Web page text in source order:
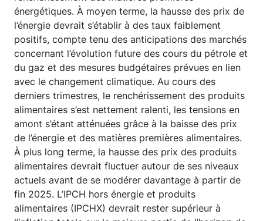
énergétiques. À moyen terme, la hausse des prix de
l’énergie devrait s’établir à des taux faiblement
positifs, compte tenu des anticipations des marchés
concernant l’évolution future des cours du pétrole et
du gaz et des mesures budgétaires prévues en lien
avec le changement climatique. Au cours des
derniers trimestres, le renchérissement des produits
alimentaires s’est nettement ralenti, les tensions en
amont s’étant atténuées grâce à la baisse des prix
de l’énergie et des matières premières alimentaires.
À plus long terme, la hausse des prix des produits
alimentaires devrait fluctuer autour de ses niveaux
actuels avant de se modérer davantage à partir de
fin 2025. L’IPCH hors énergie et produits
alimentaires (IPCHX) devrait rester supérieur à